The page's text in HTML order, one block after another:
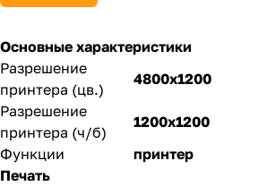
Основные характеристики
Разрешение
принтера (цв.)
4800x1200
Разрешение
принтера (ч/б)
1200x1200
Функции
принтер
Печать